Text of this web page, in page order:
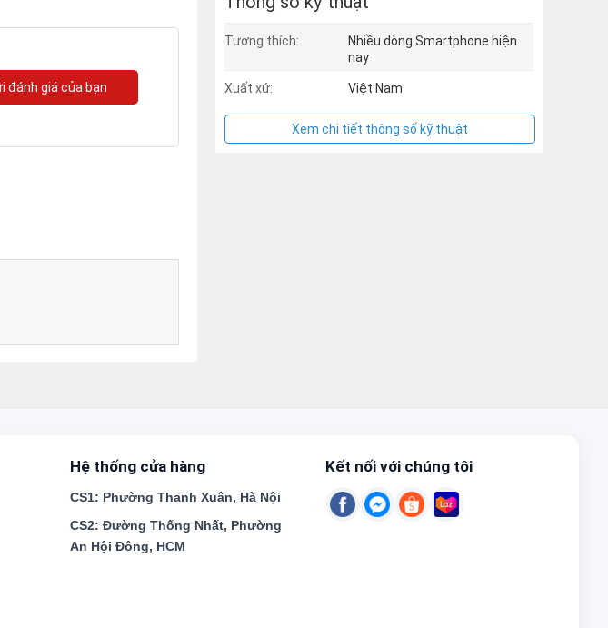
đánh giá của bạn
Tương thích:
Nhiều dòng Smartphone hiện
nay
Xuất xứ: Việt Nam
Xem chi tiết thông số kỹ thuật
Hệ thống cửa hàng
CS1: Phường Thanh Xuân, Hà Nội
CS2: Đường Thống Nhất, Phường
An Hội Đông, HCM
Kết nối với chúng tôi